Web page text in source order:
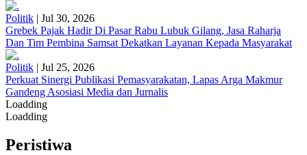
Politik | Jul 30, 2026
Grebek Pajak Hadir Di Pasar Rabu Lubuk Gilang, Jasa Raharja
Dan Tim Pembina Samsat Dekatkan Layanan Kepada Masyarakat
Politik | Jul 25, 2026
Perkuat Sinergi Publikasi Pemasyarakatan, Lapas Arga Makmur
Gandeng Asosiasi Media dan Jurnalis
Loadding
Loadding
Peristiwa